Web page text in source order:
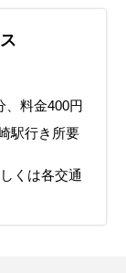
策ができるよ
ると快適。
沿いを走る人
あります。イ
フラーなどの
が強くなるこ
安心。
イルミネーシ
い日もあるた
岸部では湿度
。
論梅（梅まつ
まだ寒さが残
では春風が強
ーがあると安
り（桜と古墳
見頃を迎える
おすすめ。
）、宮崎国際
け止めの対策
もあります。
ジャカランダが
加工されたス
日でも快適に
着替えを多め
すので、ビー
、佐土原花し
に塗るのがお
素材の服や、
っちゃみやざ
料金400円
駅行き所要
くは各交通